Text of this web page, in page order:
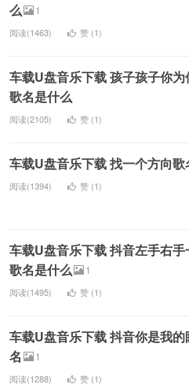
么
1
阅读(1463) 赞 (1)
车载U盘音乐下载 孩子孩子你
歌名是什么
阅读(2105) 赞 (1)
车载U盘音乐下载 找一个方向
阅读(1394) 赞 (1)
车载U盘音乐下载 抖音左手右
歌名是什么
1
阅读(1495) 赞 (1)
车载U盘音乐下载 抖音你是我
名
1
阅读(1288) 赞 (1)